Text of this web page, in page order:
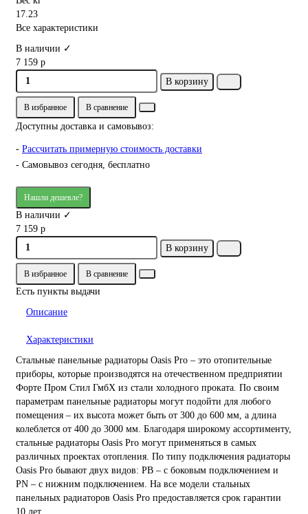
17.23
Все характеристики
В наличии ✓
7 159 р
В корзину
В избранное В сравнение
Доступны доставка и самовывоз:
- Рассчитать примерную стоимость доставки
- Самовывоз сегодня, бесплатно
Нашли дешевле?
В наличии ✓
7 159 р
В корзину
В избранное В сравнение
Есть пункты выдачи
Описание
Характеристики
Стальные панельные радиаторы Oasis Pro – это отопительные
приборы, которые производятся на отечественном предприятии
Форте Пром Стил ГмбХ из стали холодного проката. По своим
параметрам панельные радиаторы могут подойти для любого
помещения – их высота может быть от 300 до 600 мм, а длина
колеблется от 400 до 3000 мм. Благодаря широкому ассортименту,
стальные радиаторы Oasis Pro могут применяться в самых
различных проектах отопления. По типу подключения радиаторы
Oasis Pro бывают двух видов: PB – с боковым подключением и
PN – с нижним подключением. На все модели стальных
панельных радиаторов Oasis Pro предоставляется срок гарантии
10 лет.